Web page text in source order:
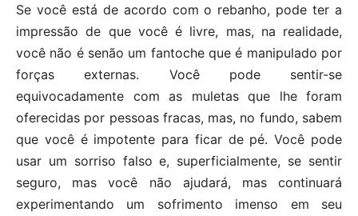
Se você está de acordo com o rebanho, pode ter a
impressão de que você é livre, mas, na realidade,
você não é senão um fantoche que é manipulado por
forças externas. Você pode sentir-se
equivocadamente com as muletas que lhe foram
oferecidas por pessoas fracas, mas, no fundo, sabem
que você é impotente para ficar de pé. Você pode
usar um sorriso falso e, superficialmente, se sentir
seguro, mas você não ajudará, mas continuará
experimentando um sofrimento imenso em seu